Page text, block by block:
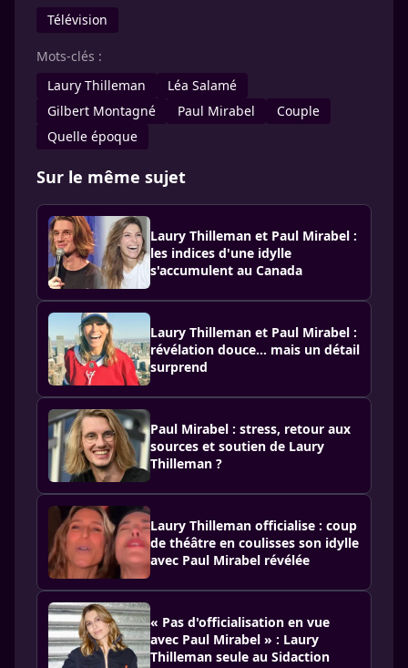
Télévision
Mots-clés :
Laury Thilleman
Léa Salamé
Gilbert Montagné
Paul Mirabel
Couple
Quelle époque
Sur le même sujet
Laury Thilleman et Paul Mirabel :
les indices d'une idylle
s'accumulent au Canada
Laury Thilleman et Paul Mirabel :
révélation douce… mais un détail
surprend
Paul Mirabel : stress, retour aux
sources et soutien de Laury
Thilleman ?
Laury Thilleman officialise : coup
de théâtre en coulisses son idylle
avec Paul Mirabel révélée
« Pas d'officialisation en vue
avec Paul Mirabel » : Laury
Thilleman seule au Sidaction